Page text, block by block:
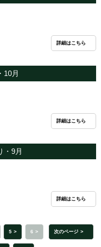
詳細はこちら
10月
詳細はこちら
・9月
詳細はこちら
次のページ
5 6